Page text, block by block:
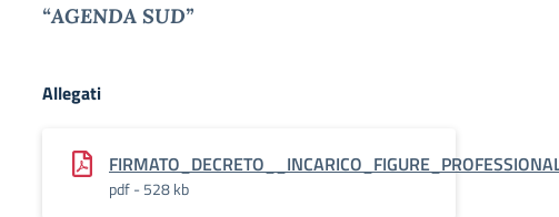
“AGENDA SUD”
Allegati
pdf - 528 kb